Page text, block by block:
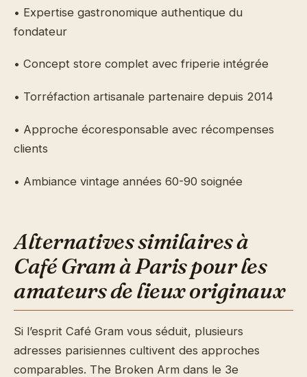
• Expertise gastronomique authentique du
fondateur
• Concept store complet avec friperie intégrée
• Torréfaction artisanale partenaire depuis 2014
• Approche écoresponsable avec récompenses
clients
• Ambiance vintage années 60-90 soignée
Alternatives similaires à
Café Gram à Paris pour les
amateurs de lieux originaux
Si l’esprit Café Gram vous séduit, plusieurs
adresses parisiennes cultivent des approches
comparables. The Broken Arm dans le 3e